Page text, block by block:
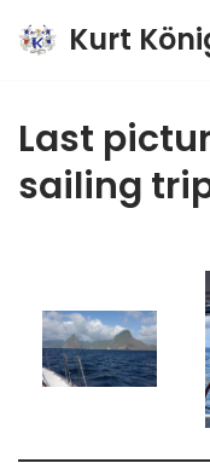
springen
Kurt
Last
sailing